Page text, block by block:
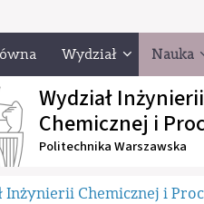
Wydział Nauka
Wydział Inżynierii
Chemicznej i
Politechnika Warszawska
Inżynierii Chemicznej i